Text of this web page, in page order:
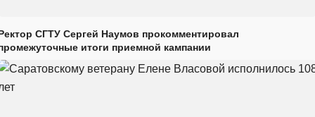
СГТУ Сергей Наумов прокомментировал
итоги приемной кампании